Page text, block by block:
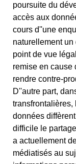
poursuite du
accès aux
cours d''une
naturellement
point de vue
remise en cause
rendre contre-
D''autre part,
transfrontalières,
données
difficile le
a actuellement
médiatisés au